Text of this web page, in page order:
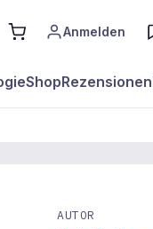
Anmelden
ShopRezensionen
AUTOR